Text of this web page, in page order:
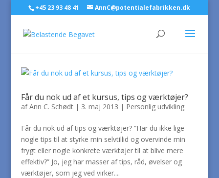
+45 23 93 48 41 AnnC@potentialefabrikken.dk
Får du nok ud af et kursus, tips og værktøjer?
afAnn C. Schødt| 3. maj 2013 | Personlig udvikling
Får du nok ud af tips og værktøjer? “Har du ikke lige
nogle tips til at styrke min selvtillid og overvinde min
frygt eller nogle konkrete værktøjer til at blive mere
effektiv?” Jo, jeg har masser af tips, råd, øvelser og
værktøjer, som jeg ved virker....